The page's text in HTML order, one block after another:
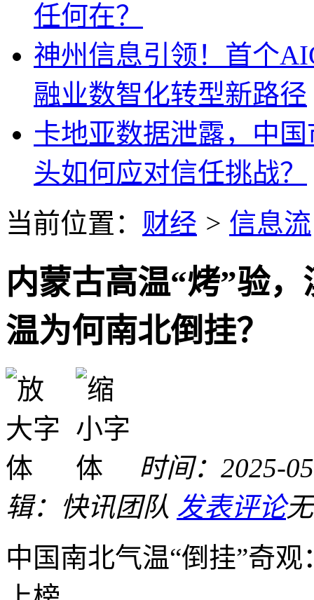
任何在？
神州信息引领！首个
融业数智化转型新路径
卡地亚数据泄露，中
头如何应对信任挑战？
当前位置： 财经 > 信息流
内蒙古高温“烤”验
温为何南北倒挂？
时间：2025-
辑：快讯团队 发表评论
中国南北气温“倒挂”奇